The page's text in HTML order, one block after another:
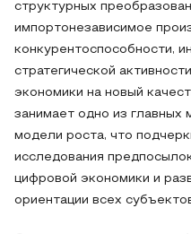
структурных
импортонезависимое
конкурентоспособности,
стратегической
экономики на новый
занимает одно из главных
модели роста, что
исследования
цифровой экономики и
ориентации всех